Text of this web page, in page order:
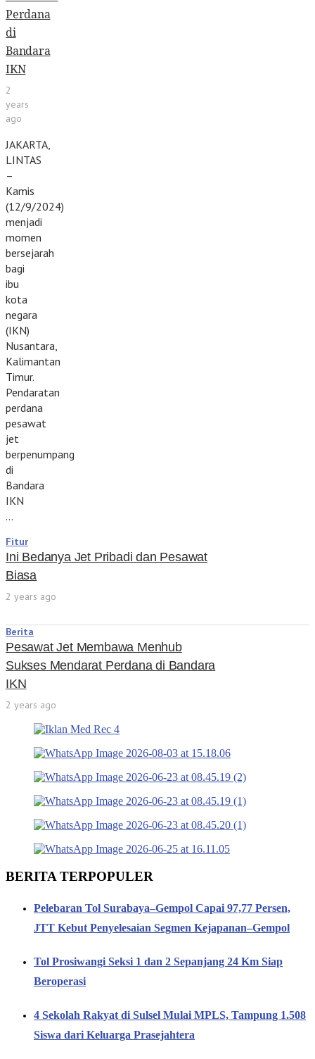
Perdana
di
Bandara
IKN
2
years
ago
JAKARTA,
LINTAS
–
Kamis
(12/9/2024)
menjadi
momen
bersejarah
bagi
ibu
kota
negara
(IKN)
Nusantara,
Kalimantan
Timur.
Pendaratan
perdana
pesawat
jet
berpenumpang
di
Bandara
IKN
…
Fitur
Ini Bedanya Jet Pribadi dan Pesawat
Biasa
2 years ago
Berita
Pesawat Jet Membawa Menhub
Sukses Mendarat Perdana di Bandara
IKN
2 years ago
BERITA TERPOPULER
Pelebaran Tol Surabaya–Gempol Capai 97,77 Persen,
JTT Kebut Penyelesaian Segmen Kejapanan–Gempol
Tol Prosiwangi Seksi 1 dan 2 Sepanjang 24 Km Siap
Beroperasi
4 Sekolah Rakyat di Sulsel Mulai MPLS, Tampung 1.508
Siswa dari Keluarga Prasejahtera